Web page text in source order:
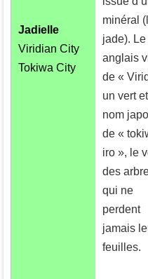
Jadielle
Viridian City
Tokiwa City
minéral
jade).
anglais
de «
un vert
nom
de «
iro », le
des
qui ne
perdent
jamais
feuilles.